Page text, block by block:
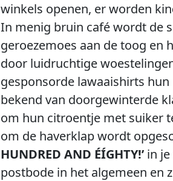
winkels openen, er worden
In menig bruin café wordt de
geroezemoes aan de toog
door luidruchtige
gesponsorde lawaaishirts
bekend van doorgewinterde
om hun citroentje met suiker
om de haverklap wordt
HUNDRED AND ÉÍGHTY!’ in
postbode in het algemeen en